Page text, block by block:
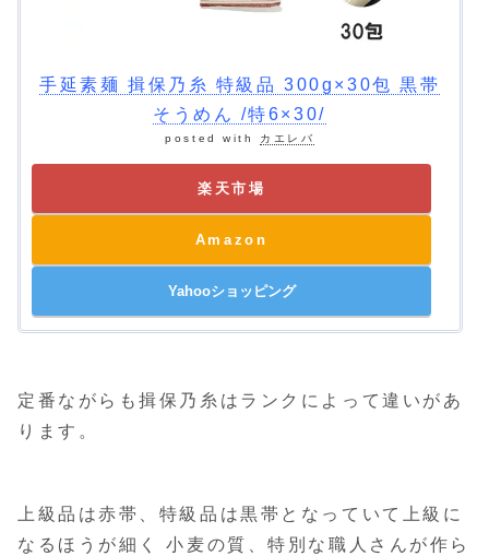
手延素麺 揖保乃糸 特級品 300g×30包 黒帯
そうめん /特6×30/
posted with カエレバ
楽天市場
Amazon
Yahooショッピング
定番ながらも揖保乃糸はランクによって違いがあ
ります。
上級品は赤帯、特級品は黒帯となっていて上級に
なるほうが細く 小麦の質、特別な職人さんが作ら